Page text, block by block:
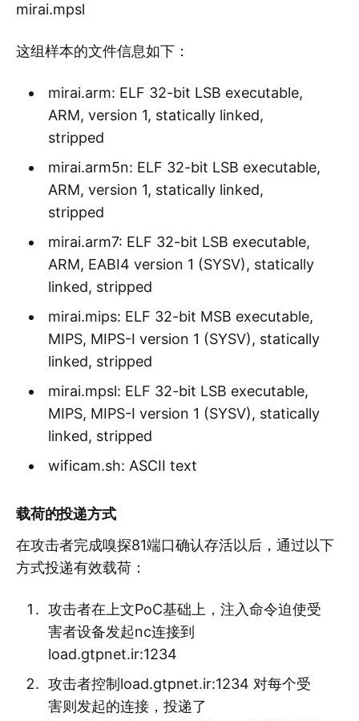
mirai.mpsl
这组样本的文件信息如下：
mirai.arm: ELF 32-bit LSB executable,
ARM, version 1, statically linked,
stripped
mirai.arm5n: ELF 32-bit LSB executable,
ARM, version 1, statically linked,
stripped
mirai.arm7: ELF 32-bit LSB executable,
ARM, EABI4 version 1 (SYSV), statically
linked, stripped
mirai.mips: ELF 32-bit MSB executable,
MIPS, MIPS-I version 1 (SYSV), statically
linked, stripped
mirai.mpsl: ELF 32-bit LSB executable,
MIPS, MIPS-I version 1 (SYSV), statically
linked, stripped
wificam.sh: ASCII text
载荷的投递方式
在攻击者完成嗅探81端口确认存活以后，通过以下
方式投递有效载荷：
攻击者在上文PoC基础上，注入命令迫使受
害者设备发起nc连接到
load.gtpnet.ir:1234
攻击者控制load.gtpnet.ir:1234 对每个受
害则发起的连接，投递了